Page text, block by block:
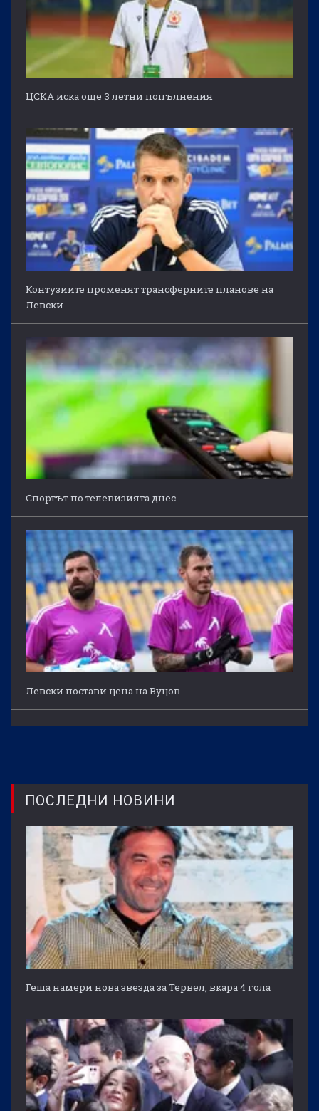
ЦСКА иска още 3 летни попълнения
Контузиите променят трансферните планове на
Левски
Спортът по телевизията днес
Левски постави цена на Вуцов
ПОСЛЕДНИ НОВИНИ
Геша намери нова звезда за Тервел, вкара 4 гола